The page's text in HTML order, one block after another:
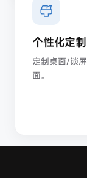
个性化定制
定制桌面/锁
面。